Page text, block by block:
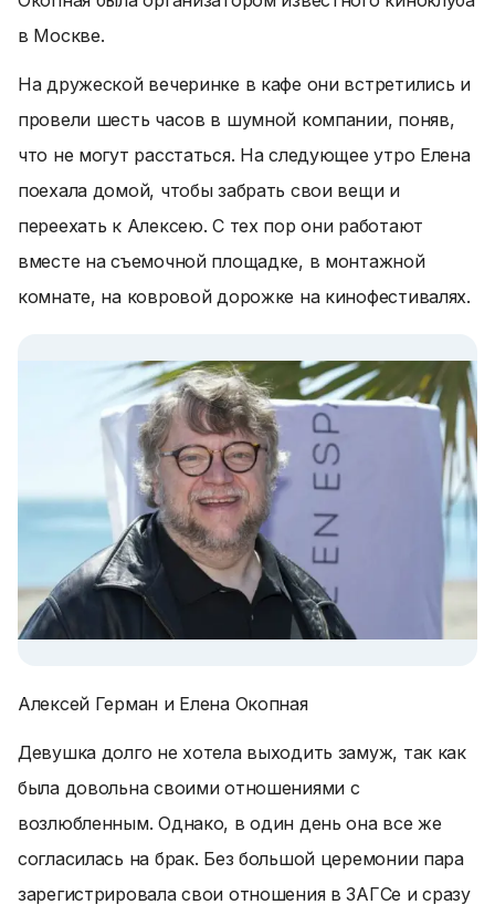
в Москве.
На дружеской вечеринке в кафе они встретились и
провели шесть часов в шумной компании, поняв,
что не могут расстаться. На следующее утро Елена
поехала домой, чтобы забрать свои вещи и
переехать к Алексею. С тех пор они работают
вместе на съемочной площадке, в монтажной
комнате, на ковровой дорожке на кинофестивалях.
Алексей Герман и Елена Окопная
Девушка долго не хотела выходить замуж, так как
была довольна своими отношениями с
возлюбленным. Однако, в один день она все же
согласилась на брак. Без большой церемонии пара
зарегистрировала свои отношения в ЗАГСе и сразу